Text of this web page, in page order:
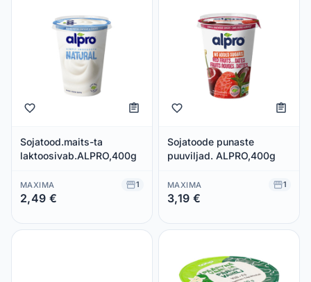
Sojatood.maits-ta
laktoosivab.ALPRO,400g
MAXIMA 1
2,49 €
Sojatoode punaste
puuviljad. ALPRO,400g
MAXIMA 1
3,19 €